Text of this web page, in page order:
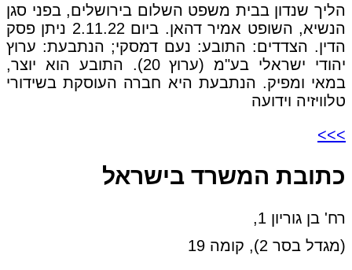
הליך שנדון בבית משפט השלום בירושלים, בפני סגן
הנשיא, השופט אמיר דהאן. ביום 2.11.22 ניתן פסק
הדין. הצדדים: התובע: נעם דמסקי; הנתבעת: ערוץ
יהודי ישראלי בע"מ (ערוץ 20). התובע הוא יוצר,
במאי ומפיק. הנתבעת היא חברה העוסקת בשידורי
טלוויזיה וידועה
>>>
כתובת המשרד בישראל
רח' בן גוריון 1,
(מגדל בסר 2), קומה 19